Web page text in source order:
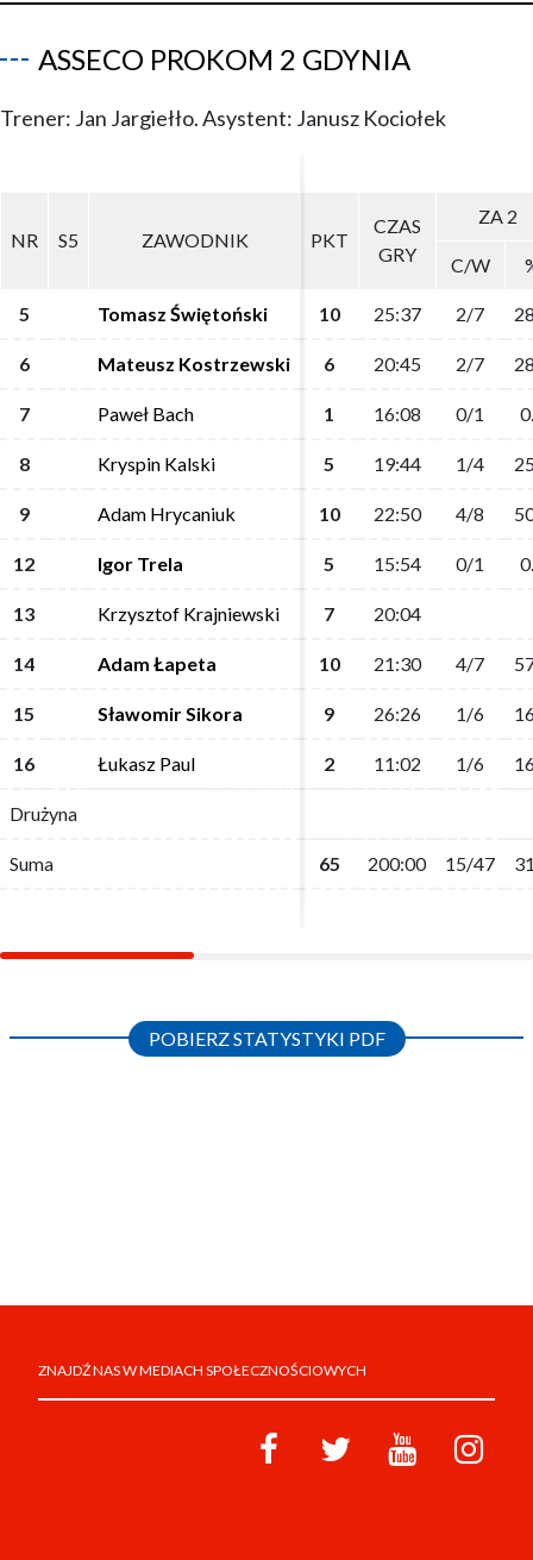
ASSECO PROKOM 2 GDYNIA
Trener: Jan Jargiełło. Asystent: Janusz Kociołek
NR S5 ZAWODNIK PKT
CZAS
GRY
ZA 2
C/W
5 Tomasz Świętoński 10 25:37 2/7
6 Mateusz Kostrzewski 6 20:45 2/7
7 Paweł Bach 1 16:08 0/1
8 Kryspin Kalski 5 19:44 1/4
9 Adam Hrycaniuk 10 22:50 4/8
12 Igor Trela 5 15:54 0/1
13 Krzysztof Krajniewski 7 20:04
14 Adam Łapeta 10 21:30 4/7
15 Sławomir Sikora 9 26:26 1/6
16 Łukasz Paul 2 11:02 1/6
Drużyna
Suma 65 200:00 15/47
NR S5 ZAWODNIK PKT
CZAS
GRY
ZA 2
C/W
5 Tomasz Świętoński 10 25:37 2/7
6 Mateusz Kostrzewski 6 20:45 2/7
7 Paweł Bach 1 16:08 0/1
8 Kryspin Kalski 5 19:44 1/4
9 Adam Hrycaniuk 10 22:50 4/8
12 Igor Trela 5 15:54 0/1
13 Krzysztof Krajniewski 7 20:04
14 Adam Łapeta 10 21:30 4/7
15 Sławomir Sikora 9 26:26 1/6
16 Łukasz Paul 2 11:02 1/6
Drużyna
Suma 65 200:00 15/47
POBIERZ STATYSTYKI PDF
ZNAJDŹ NAS W MEDIACH SPOŁECZNOŚCIOWYCH